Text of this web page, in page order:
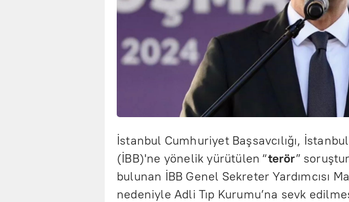
İstanbul Cumhuriyet Başsavcılığı,
(İBB)'ne yönelik yürütülen “terör”
bulunan İBB Genel Sekreter Yardımcısı
nedeniyle Adli Tıp Kurumu’na sevk